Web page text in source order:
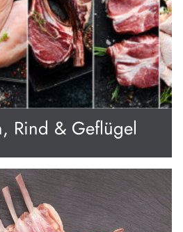
Rind & Geflügel